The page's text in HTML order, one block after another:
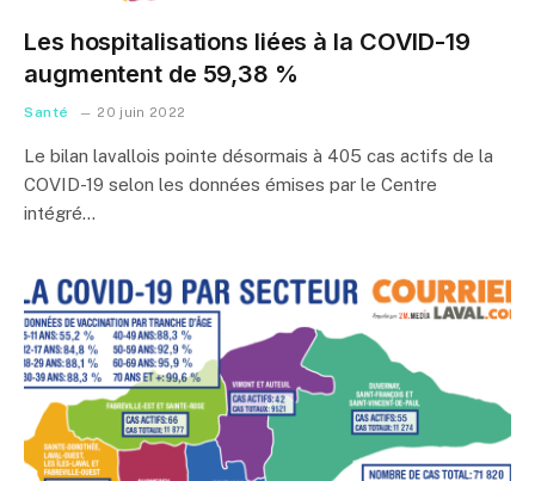
Les hospitalisations liées à la COVID-19
augmentent de 59,38 %
Santé 20 juin 2022
Le bilan lavallois pointe désormais à 405 cas actifs de la
COVID-19 selon les données émises par le Centre
intégré…